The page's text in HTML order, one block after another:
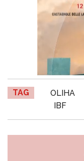
TAG OLIHA
IBF